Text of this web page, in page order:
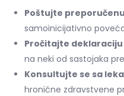
Poštujte
samoinicijativno
Pročitajte deklaraciju
na neki od sastojaka
Konsultujte se sa
hronične zdravstvene